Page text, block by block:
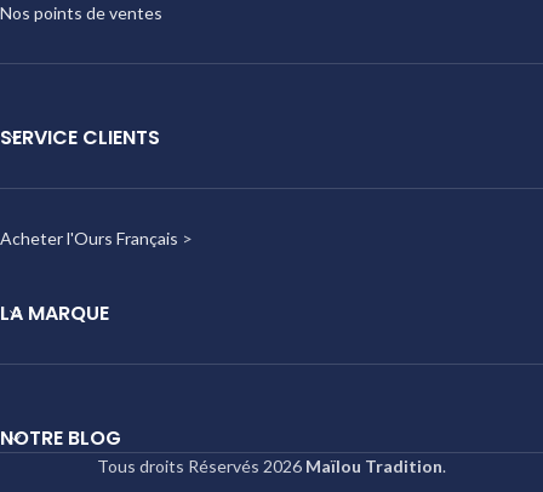
Nos points de ventes
SERVICE CLIENTS
Acheter l'Ours Français >
LA MARQUE
NOTRE BLOG
Tous droits Réservés 2026 Maïlou Tradition.